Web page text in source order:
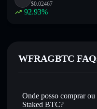
$0.02467
92.93%
WFRAGBTC
Onde posso comprar
Staked BTC?